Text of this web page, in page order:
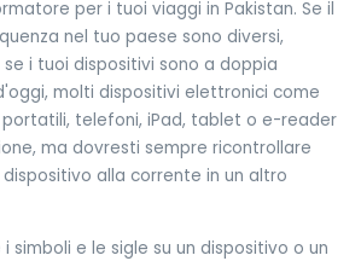
per i tuoi viaggi in Pakistan. Se il
nel tuo paese sono diversi,
i tuoi dispositivi sono a doppia
molti dispositivi elettronici come
telefoni, iPad, tablet o e-reader
ma dovresti sempre ricontrollare
alla corrente in un altro
simboli e le sigle su un dispositivo o un